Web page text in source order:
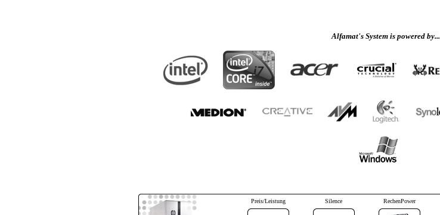
Alfamat's System is powered by...
Preis/Leistung Silence RechenPower